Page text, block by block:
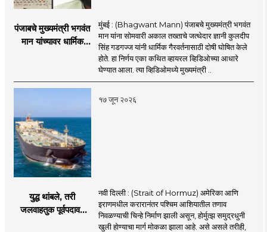
पंजाबचे मुख्यमंत्री भगवंत
मान यांच्यावर धार्मिक
खळबळ
मुंबई : (Bhagwant Mann) पंजाबचे मुख्यमंत्री भगवंत
मान यांना सोमवारी अकाल तख्ताचे जत्थेदार ज्ञानी कुलदीप
सिंह गडगज्ज यांनी धार्मिक गैरवर्तनासाठी दोषी घोषित केले
होते. हा निर्णय एका कथित व्हायरल व्हिडिओच्या आधारे
घेण्यात आला. त्या व्हिडिओमध्ये मुख्यमंत्री ..
१७ जून २०२६
युद्ध थांबले, तरी
जलवाहतुक पूर्वपदावर
नवी दिल्ली : (Strait of Hormuz) अमेरिका आणि
इराणमधील करारानंतर पश्चिम आशियातील तणाव
निवळण्याची चिन्हे निर्माण झाली असून, होर्मुत्झ समुद्रधुनी
खुली होण्याचा मार्ग मोकळा झाला आहे. असे असले तरीही,